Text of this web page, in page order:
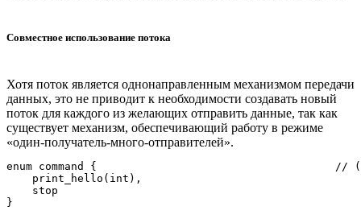
Совместное использование потока
Хотя поток является однонаправленным механизмом передачи
данных, это не приводит к необходимости создавать новый
поток для каждого из желающих отправить данные, так как
существует механизм, обеспечивающий работу в режиме
«один-получатель-много-отправителей».
enum command {                                     //
    print_hello(int),
    stop
}